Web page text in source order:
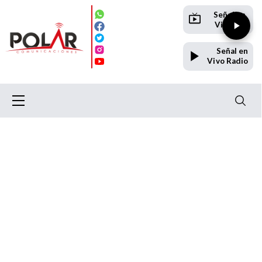
Señal en
Vivo TV
Señal en
Vivo Radio